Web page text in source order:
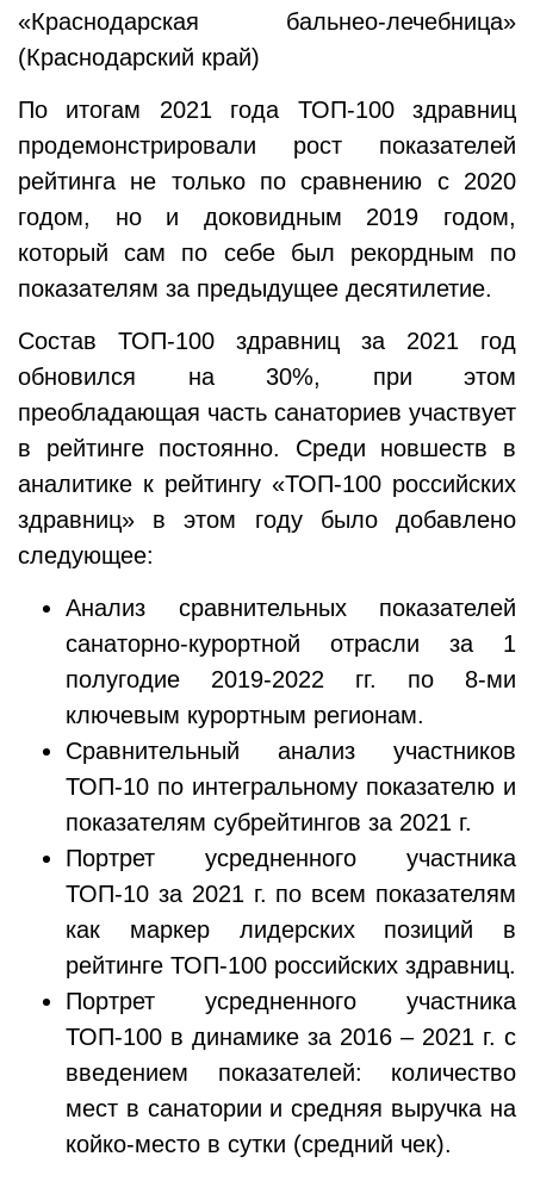
«Краснодарская бальнео-лечебница»
(Краснодарский край)
По итогам 2021 года ТОП-100 здравниц
продемонстрировали рост показателей
рейтинга не только по сравнению с 2020
годом, но и доковидным 2019 годом,
который сам по себе был рекордным по
показателям за предыдущее десятилетие.
Состав ТОП-100 здравниц за 2021 год
обновился на 30%, при этом
преобладающая часть санаториев участвует
в рейтинге постоянно. Среди новшеств в
аналитике к рейтингу «ТОП-100 российских
здравниц» в этом году было добавлено
следующее:
Анализ сравнительных показателей
санаторно-курортной отрасли за 1
полугодие 2019-2022 гг. по 8-ми
ключевым курортным регионам.
Сравнительный анализ участников
ТОП-10 по интегральному показателю и
показателям субрейтингов за 2021 г.
Портрет усредненного участника
ТОП-10 за 2021 г. по всем показателям
как маркер лидерских позиций в
рейтинге ТОП-100 российских здравниц.
Портрет усредненного участника
ТОП-100 в динамике за 2016 – 2021 г. с
введением показателей: количество
мест в санатории и средняя выручка на
койко-место в сутки (средний чек).